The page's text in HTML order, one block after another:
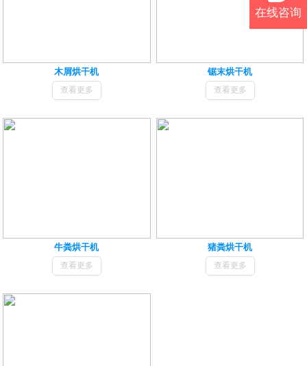
木屑烘干机
查看更多
锯末烘干机
查看更多
牛粪烘干机
查看更多
猪粪烘干机
查看更多
在线咨询